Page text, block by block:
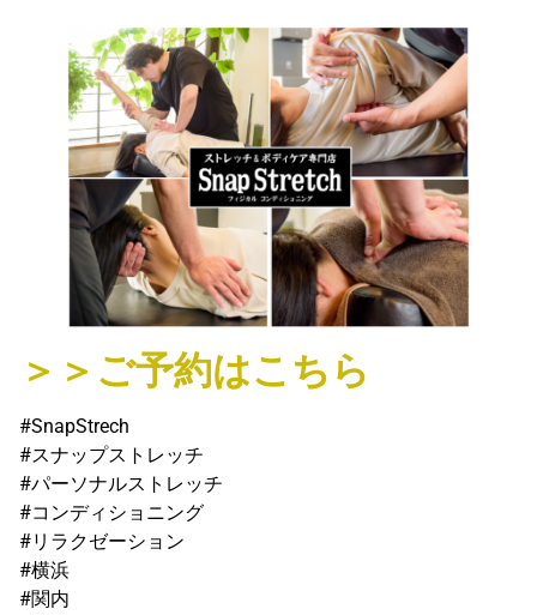
＞＞ご予約はこちら
#SnapStrech
#スナップストレッチ
#パーソナルストレッチ
#コンディショニング
#リラクゼーション
#横浜
#関内